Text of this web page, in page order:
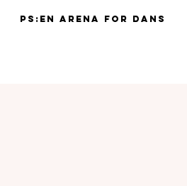
PS:En Arena for Dans